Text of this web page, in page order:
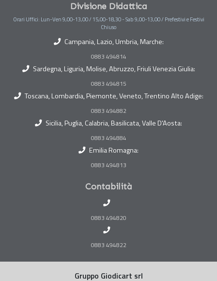
Divisione Didattica
Orari Uffici: Lun-Ven 9,00-13,00 / 15,00-18,30 - Sab 9,00-13,00 / Prefestivi e Festivi
Chiuso
Campania, Lazio, Umbria, Marche:
0883 494814
Sardegna, Liguria, Molise, Abruzzo, Friuli Venezia Giulia:
0883 494815
Toscana, Lombardia, Piemonte, Veneto, Trentino Alto Adige:
0883 494882
Sicilia, Puglia, Calabria, Basilicata, Valle D'Aosta:
0883 494884
Emilia Romagna:
0883 494813
Contabilità
0883 494820
0883 494822
Gruppo Giodicart srl